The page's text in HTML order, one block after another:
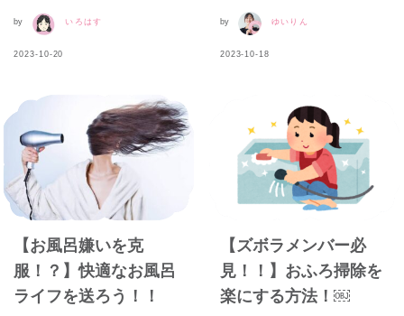
by いろはす
2023-10-20
by ゆいりん
2023-10-18
【お風呂嫌いを克
服！？】快適なお風呂
ライフを送ろう！！
【ズボラメンバー必
見！！】おふろ掃除を
楽にする方法！￼